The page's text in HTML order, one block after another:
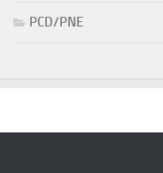
PCD/PNE